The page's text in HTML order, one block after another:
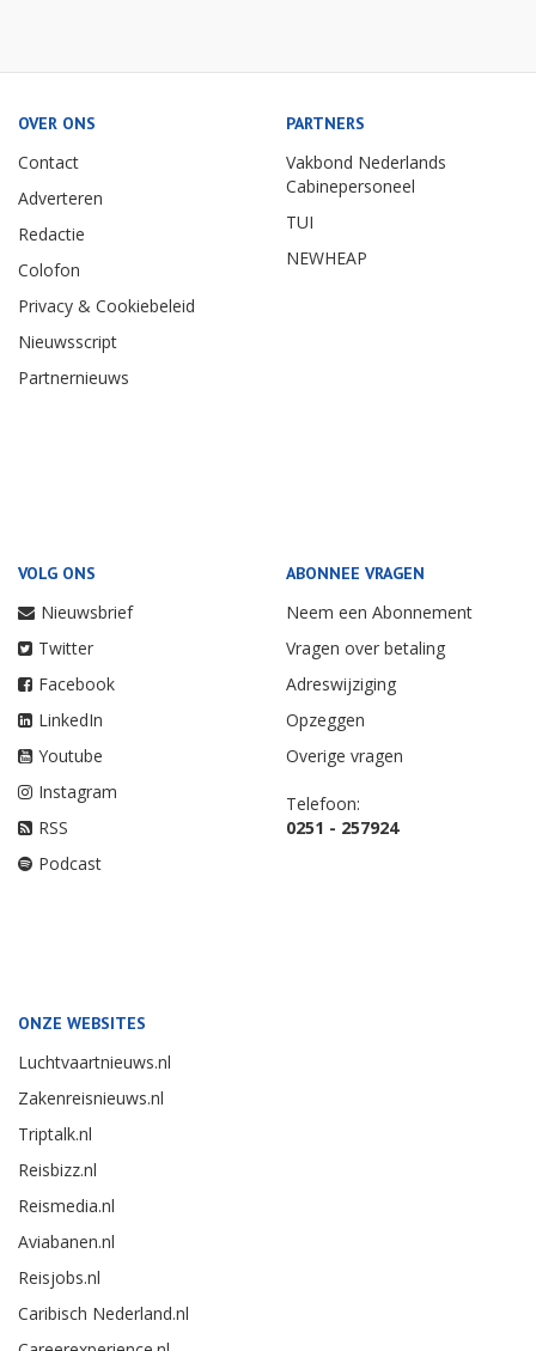
OVER ONS
Contact
Adverteren
Redactie
Colofon
Privacy & Cookiebeleid
Nieuwsscript
Partnernieuws
PARTNERS
Vakbond Nederlands
Cabinepersoneel
TUI
NEWHEAP
VOLG ONS
Nieuwsbrief
Twitter
Facebook
LinkedIn
Youtube
Instagram
RSS
Podcast
ABONNEE VRAGEN
Neem een Abonnement
Vragen over betaling
Adreswijziging
Opzeggen
Overige vragen
Telefoon:
0251 - 257924
ONZE WEBSITES
Luchtvaartnieuws.nl
Zakenreisnieuws.nl
Triptalk.nl
Reisbizz.nl
Reismedia.nl
Aviabanen.nl
Reisjobs.nl
Caribisch Nederland.nl